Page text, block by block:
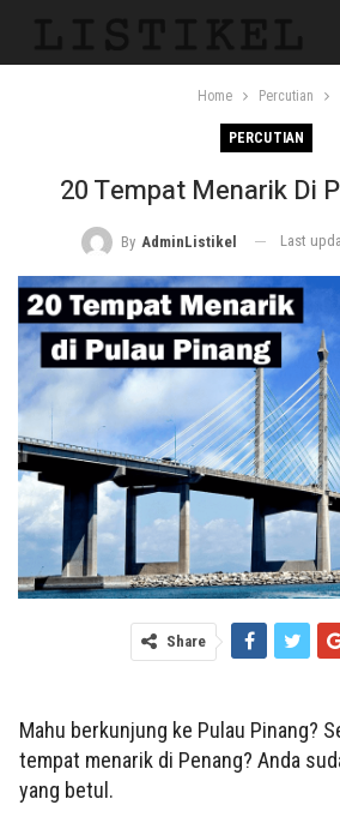
Home Percutian
PERCUTIAN
20 Tempat Menarik Di
By AdminListikel Last
Share
Mahu berkunjung ke Pulau Pinang?
tempat menarik di Penang? Anda
yang betul.